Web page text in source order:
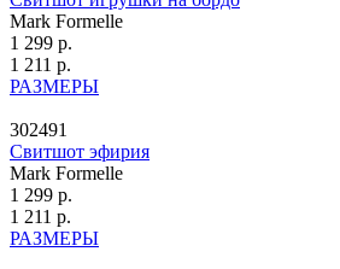
Mark Formelle
1 299 р.
1 211 р.
РАЗМЕРЫ
302491
Свитшот эфирия
Mark Formelle
1 299 р.
1 211 р.
РАЗМЕРЫ